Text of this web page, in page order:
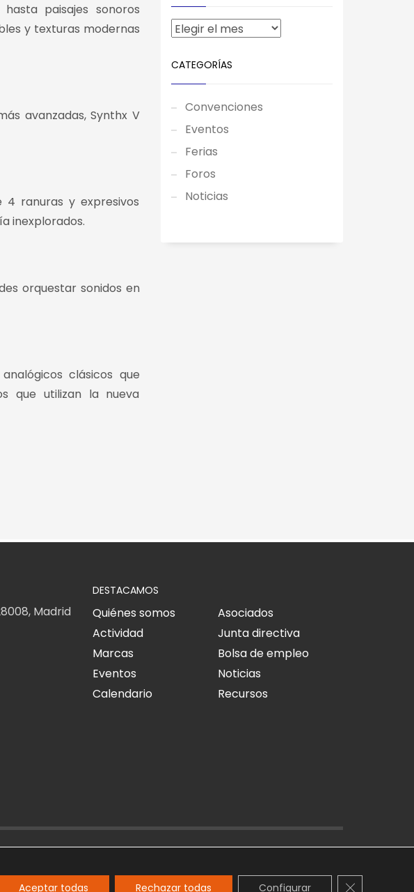
paisajes sonoros
y texturas modernas
avanzadas, Synthx V
ranuras y expresivos
inexplorados.
orquestar sonidos en
clásicos que
que utilizan la nueva
CATEGORÍAS
Convenciones
Eventos
Ferias
Foros
Noticias
Madrid
DESTACAMOS
Quiénes somos
Asociados
Actividad
Junta directiva
Marcas
Bolsa de empleo
Eventos
Noticias
Calendario
Recursos
Aceptar todas Rechazar todas Configurar Cerrar el